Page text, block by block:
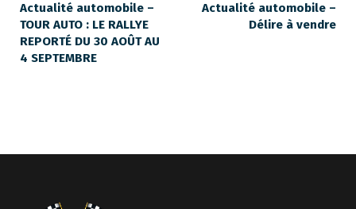
Actualité automobile –
TOUR AUTO : LE RALLYE
REPORTÉ DU 30 AOÛT AU
4 SEPTEMBRE
Actualité automobile –
Délire à vendre